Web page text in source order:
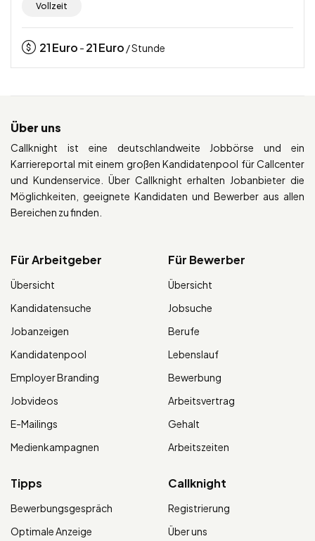
Vollzeit
21Euro - 21Euro / Stunde
Über uns
Callknight ist eine deutschlandweite Jobbörse und ein
Karriereportal mit einem großen Kandidatenpool für Callcenter
und Kundenservice. Über Callknight erhalten Jobanbieter die
Möglichkeiten, geeignete Kandidaten und Bewerber aus allen
Bereichen zu finden.
Für Arbeitgeber
Übersicht
Kandidatensuche
Jobanzeigen
Kandidatenpool
Employer Branding
Jobvideos
E-Mailings
Medienkampagnen
Für Bewerber
Übersicht
Jobsuche
Berufe
Lebenslauf
Bewerbung
Arbeitsvertrag
Gehalt
Arbeitszeiten
Tipps
Bewerbungsgespräch
Optimale Anzeige
Callknight
Registrierung
Über uns